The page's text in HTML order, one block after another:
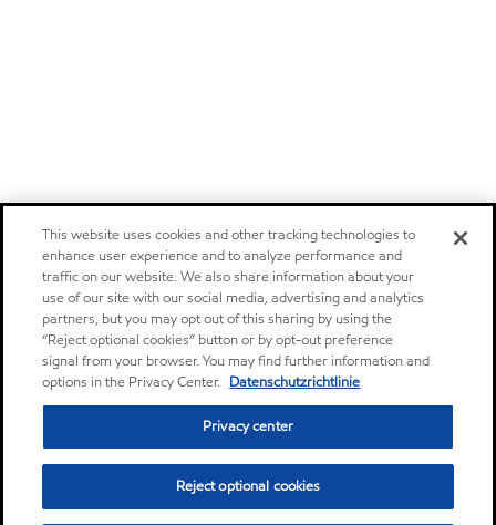
This website uses cookies and other tracking technologies to
enhance user experience and to analyze performance and
traffic on our website. We also share information about your
use of our site with our social media, advertising and analytics
partners, but you may opt out of this sharing by using the
“Reject optional cookies” button or by opt-out preference
signal from your browser. You may find further information and
options in the Privacy Center. Datenschutzrichtlinie
Privacy center
Reject optional cookies